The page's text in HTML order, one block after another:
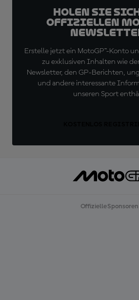
Holen Sie
offiziellen
Erstelle jetzt ein MotoGP™-Konto
zu exklusiven Inhalten wie
Newsletter, den GP-Berichten,
und andere interessante
unseren Sport
Offizielle Sponsoren